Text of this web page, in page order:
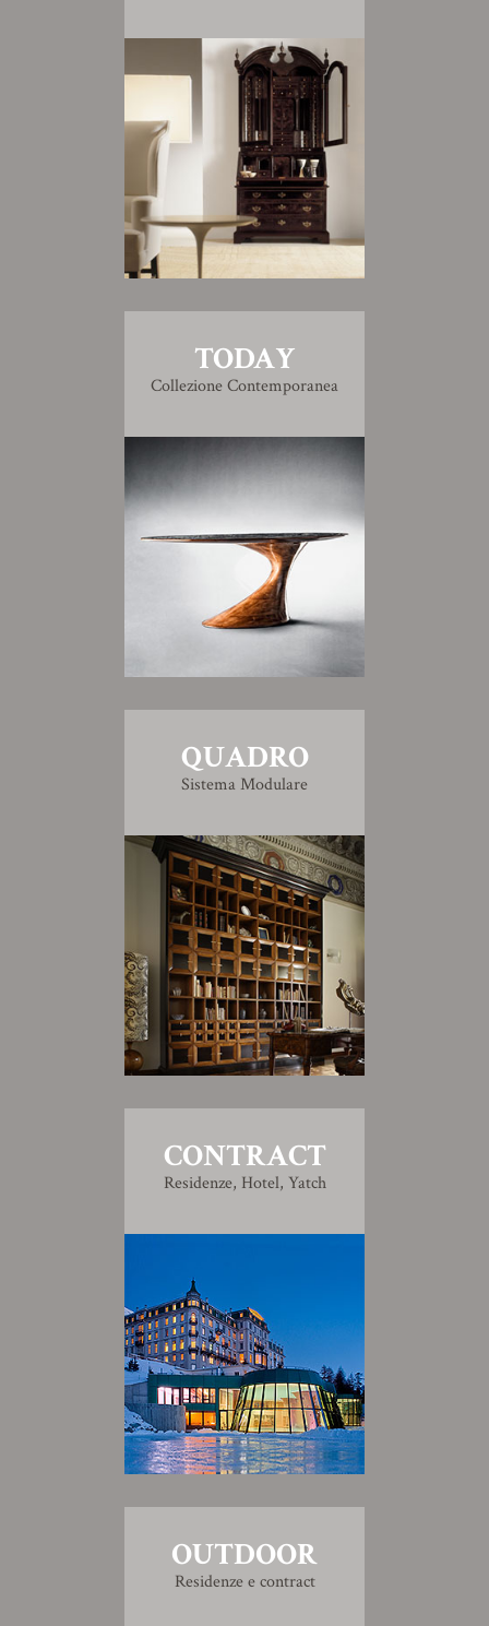
TODAY
Collezione Contemporanea
QUADRO
Sistema Modulare
CONTRACT
Residenze, Hotel, Yatch
OUTDOOR
Residenze e contract